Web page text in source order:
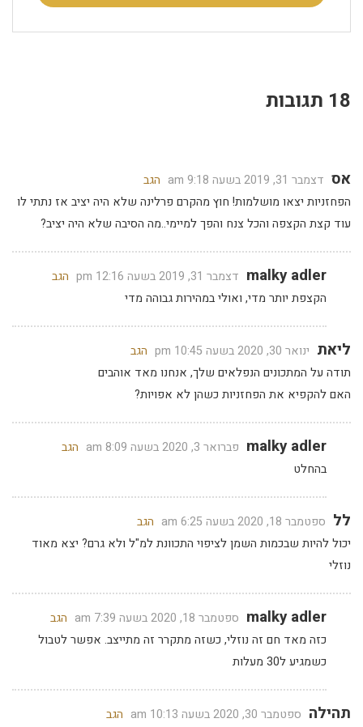
18 תגובות
אס דצמבר 31, 2019 בשעה 9:18 am
הגב
הפחזניות יצאו מושלמות! חוץ מהקרם פרלינה שלא היה יציב אז נתתי לו
עוד קצת הקצפה והכל צנח והפך למיימי..מה הסיבה שלא היה יציב?
malky adler דצמבר 31, 2019 בשעה 12:16 pm
הגב
הקצפת יותר מדי, ואולי במהירות גבוהה מדי
ליאת ינואר 30, 2020 בשעה 10:45 pm
הגב
תודה על המתכונים הנפלאים שלך, אנחנו מאד אוהבים
האם להקפיא את הפחזניות כשהן לא אפויות?
malky adler פברואר 3, 2020 בשעה 8:09 am
הגב
בהחלט
לל ספטמבר 18, 2020 בשעה 6:25 am
הגב
יכול להיות שבכמות השמן לציפוי התכוונת למ"ל ולא גרם? יצא מאוד
נוזלי
malky adler ספטמבר 18, 2020 בשעה 7:39 am
הגב
כזה מאד חם זה נוזלי, כשזה מתקרר זה מתייצב. אפשר לטבול
כשמגיע ל30 מעלות
תהילה ספטמבר 30, 2020 בשעה 10:13 am הגב